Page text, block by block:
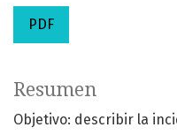
PDF
Resumen
Objetivo: describir la